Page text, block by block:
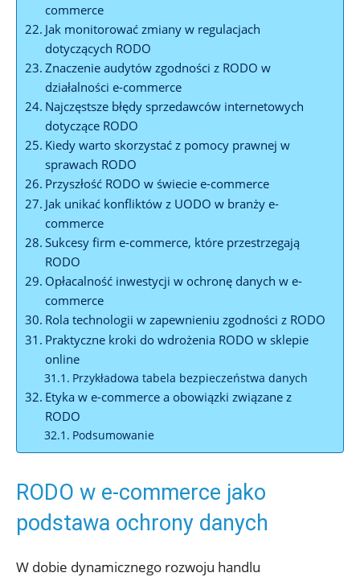
commerce
Jak monitorować zmiany w regulacjach
dotyczących RODO
Znaczenie audytów zgodności z RODO w
działalności e-commerce
Najczęstsze błędy sprzedawców internetowych
dotyczące RODO
Kiedy warto skorzystać z pomocy prawnej w
sprawach RODO
Przyszłość RODO w świecie e-commerce
Jak unikać konfliktów z UODO w branży e-
commerce
Sukcesy firm e-commerce, które przestrzegają
RODO
Opłacalność inwestycji w ochronę danych w e-
commerce
Rola technologii w zapewnieniu zgodności z RODO
Praktyczne kroki do wdrożenia RODO w sklepie
online
Przykładowa tabela bezpieczeństwa danych
Etyka w e-commerce a obowiązki związane z
RODO
Podsumowanie
RODO w e-commerce jako
podstawa ochrony danych
W dobie dynamicznego rozwoju handlu